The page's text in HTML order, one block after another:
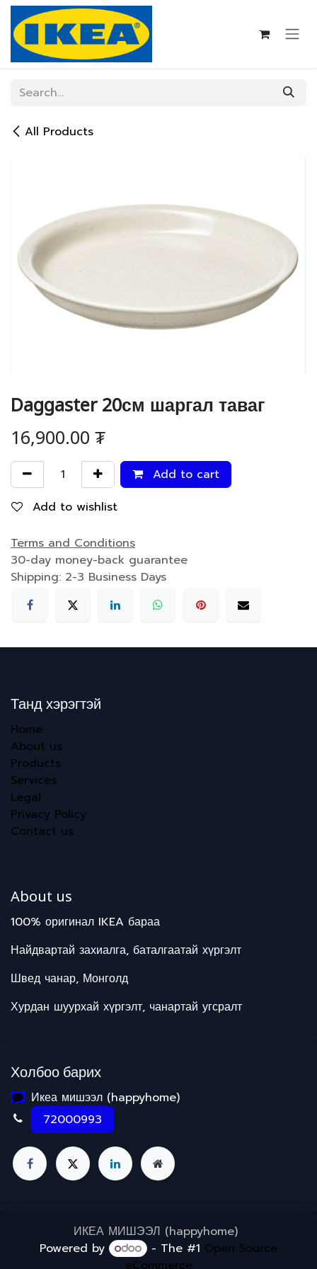
Skip to Content
All Products
Daggaster 20см шаргал таваг
16,900.00₮
Add to cart
Add to wishlist
Terms and Conditions
30-day money-back guarantee
Shipping: 2-3 Business Days
Танд хэрэгтэй
Home
About us
Products
Services
Legal
Privacy Policy
Contact us
About us
100% оригинал IKEA бараа
Найдвартай захиалга, баталгаатай хүргэлт
Швед чанар, Монголд
Хурдан шуурхай хүргэлт, чанартай угсралт
Холбоо барих
Икеа мишээл (happyhome)
72000993
ИКЕА МИШЭЭЛ (happyhome)
Powered by
- The #1 Open Source
eCommerce